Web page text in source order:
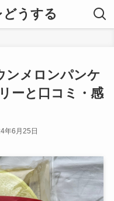
うする
ンメロンパンケ
ーと口コミ・感
年6月25日